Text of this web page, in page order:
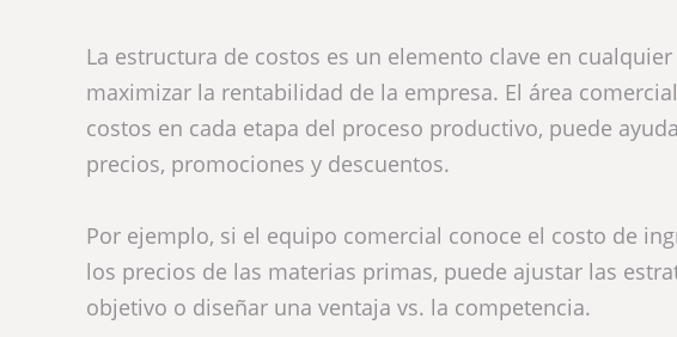
La estructura de costos es un elemento clave en
maximizar la rentabilidad de la empresa. El área
costos en cada etapa del proceso productivo, puede
precios, promociones y descuentos.
Por ejemplo, si el equipo comercial conoce el costo de
los precios de las materias primas, puede ajustar las
objetivo o diseñar una ventaja vs. la competencia.